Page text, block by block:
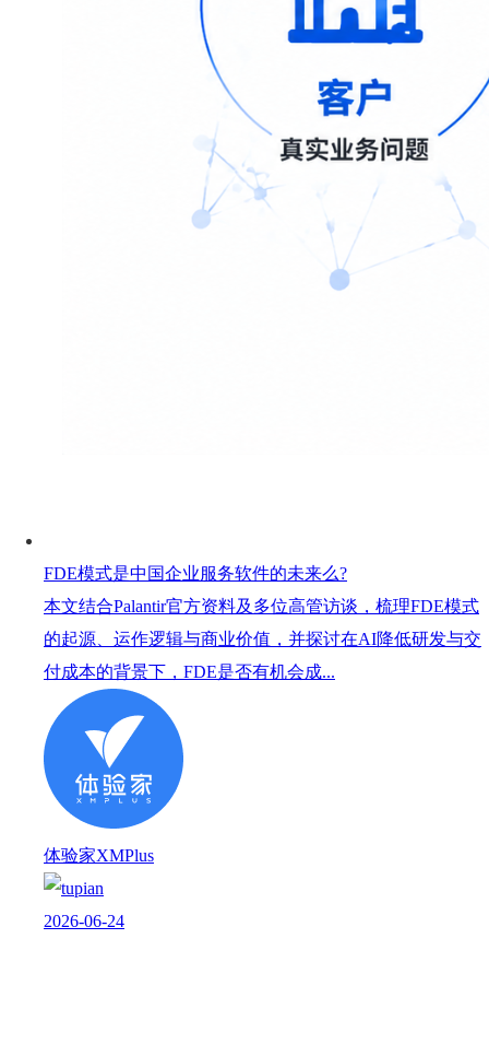
FDE模式是中国企业服务软件的未来么?
本文结合Palantir官方资料及多位高管访谈，梳理FDE模式
的起源、运作逻辑与商业价值，并探讨在AI降低研发与交
付成本的背景下，FDE是否有机会成...
体验家XMPlus
2026-06-24